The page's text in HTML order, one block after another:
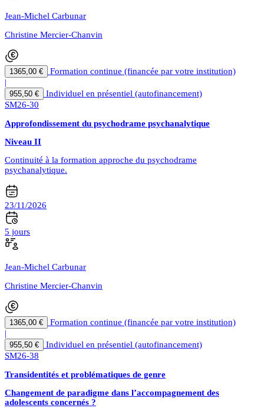
Jean-Michel Carbunar
Christine Mercier-Chanvin
1365,00 €
Formation continue (financée par votre institution)
|
955,50 €
Individuel en présentiel (autofinancement)
SM26-30
Approfondissement du psychodrame psychanalytique
Niveau II
Continuité à la formation approche du psychodrame
psychanalytique.
23/11/2026
5 jours
Jean-Michel Carbunar
Christine Mercier-Chanvin
1365,00 €
Formation continue (financée par votre institution)
|
955,50 €
Individuel en présentiel (autofinancement)
SM26-38
Transidentités et problématiques de genre
Changement de paradigme dans l’accompagnement des
adolescents concernés ?